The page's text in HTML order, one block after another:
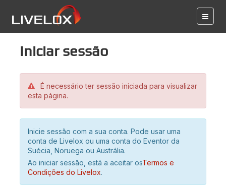
Iniciar sessão
É necessário ter sessão iniciada para visualizar
esta página.
Inicie sessão com a sua conta. Pode usar uma
conta de Livelox ou uma conta do Eventor da
Suécia, Noruega ou Austrália.
Ao iniciar sessão, está a aceitar osTermos e
Condições do Livelox.